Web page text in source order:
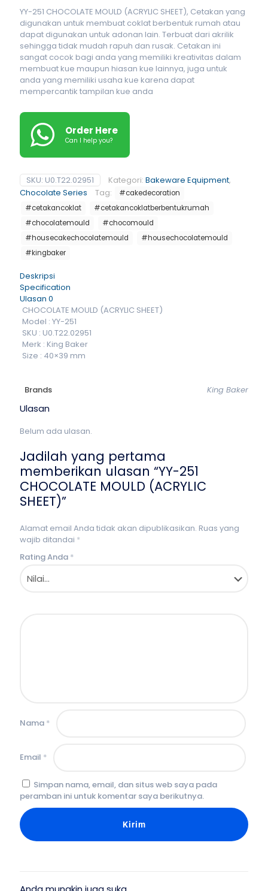
YY-251 CHOCOLATE MOULD (ACRYLIC SHEET), Cetakan yang
digunakan untuk membuat coklat berbentuk rumah atau
dapat digunakan untuk adonan lain. Terbuat dari akrilik
sehingga tidak mudah rapuh dan rusak. Cetakan ini
sangat cocok bagi anda yang memiliki kreativitas dalam
membuat kue maupun hiasan kue lainnya, juga untuk
anda yang memiliki usaha kue karena dapat
mempercantik tampilan kue anda
Order Here
Can I help you?
SKU: U0.T22.02951 Kategori: Bakeware Equipment,
Chocolate Series
Tag:
#cakedecoration
#cetakancoklat
#cetakancoklatberbentukrumah
#chocolatemould
#chocomould
#housecakechocolatemould
#housechocolatemould
#kingbaker
Deskripsi
Specification
Ulasan 0
CHOCOLATE MOULD (ACRYLIC SHEET)
Model : YY-251
SKU : U0.T22.02951
Merk : King Baker
Size : 40×39 mm
Brands King Baker
Ulasan
Belum ada ulasan.
Jadilah yang pertama
memberikan ulasan “YY-251
CHOCOLATE MOULD (ACRYLIC
SHEET)”
Alamat email Anda tidak akan dipublikasikan. Ruas yang
wajib ditandai *
Rating Anda *
Nama *
Email *
Simpan nama, email, dan situs web saya pada
peramban ini untuk komentar saya berikutnya.